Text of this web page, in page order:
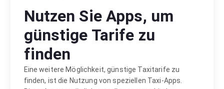
Nutzen Sie Apps, um
günstige Tarife zu
finden
Eine weitere Möglichkeit, günstige Taxitarife zu
finden, ist die Nutzung von speziellen Taxi-Apps.